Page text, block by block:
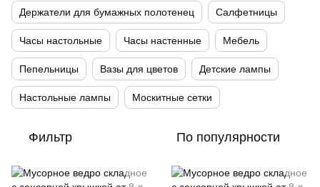
Держатели для бумажных полотенец Салфетницы
Часы настольные Часы настенные Мебель
Пепельницы Вазы для цветов Детские лампы
Настольные лампы Москитные сетки
Фильтр По популярности